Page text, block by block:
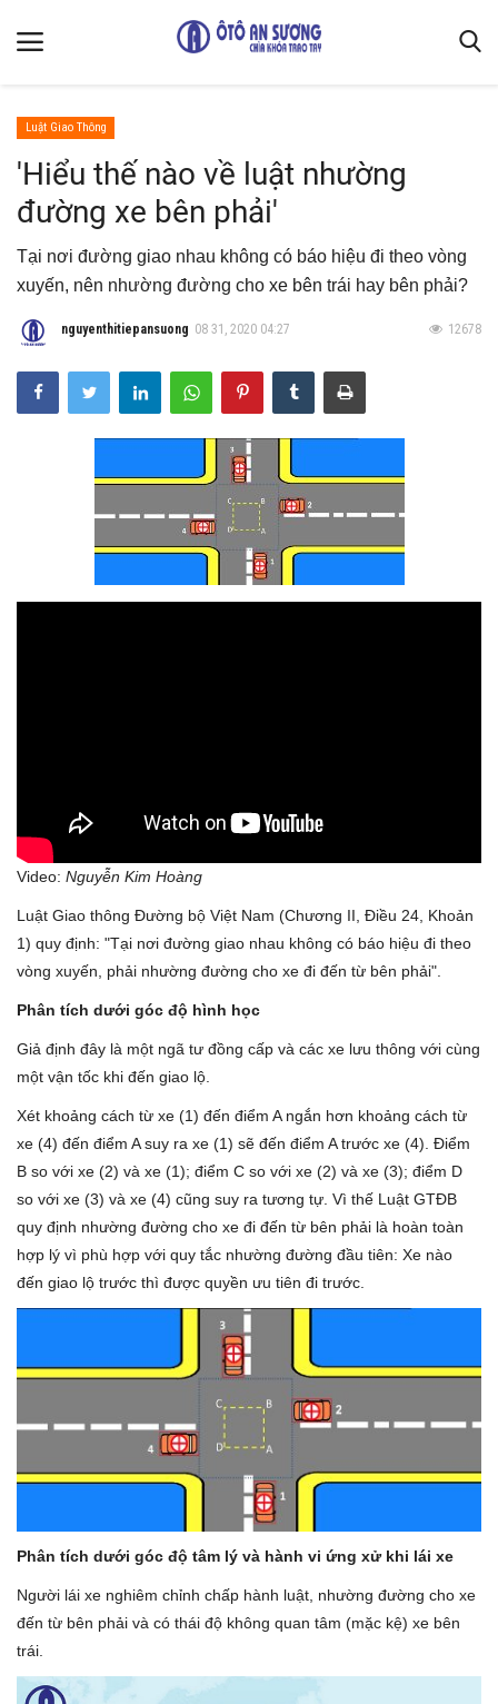
Trang chủ
Liên hệ
Kiến Thức Xe
Quy định chung & bảo mật thông tin
Giới thiệu
Mẹo vặt sửa xe
Thiết kế cải tạo
Videos
Luật Giao Thông
'Hiểu thế nào về luật nhường
đường xe bên phải'
Tại nơi đường giao nhau không có báo hiệu đi theo vòng
xuyến, nên nhường đường cho xe bên trái hay bên phải?
nguyenthitiepansuong 08 31, 2020 04:27 12678
Video: Nguyễn Kim Hoàng
Luật Giao thông Đường bộ Việt Nam (Chương II, Điều 24, Khoản
1) quy định: "Tại nơi đường giao nhau không có báo hiệu đi theo
vòng xuyến, phải nhường đường cho xe đi đến từ bên phải".
Phân tích dưới góc độ hình học
Giả định đây là một ngã tư đồng cấp và các xe lưu thông với cùng
một vận tốc khi đến giao lộ.
Xét khoảng cách từ xe (1) đến điểm A ngắn hơn khoảng cách từ
xe (4) đến điểm A suy ra xe (1) sẽ đến điểm A trước xe (4). Điểm
B so với xe (2) và xe (1); điểm C so với xe (2) và xe (3); điểm D
so với xe (3) và xe (4) cũng suy ra tương tự. Vì thế Luật GTĐB
quy định nhường đường cho xe đi đến từ bên phải là hoàn toàn
hợp lý vì phù hợp với quy tắc nhường đường đầu tiên: Xe nào
đến giao lộ trước thì được quyền ưu tiên đi trước.
Phân tích dưới góc độ tâm lý và hành vi ứng xử khi lái xe
Người lái xe nghiêm chỉnh chấp hành luật, nhường đường cho xe
đến từ bên phải và có thái độ không quan tâm (mặc kệ) xe bên
trái.